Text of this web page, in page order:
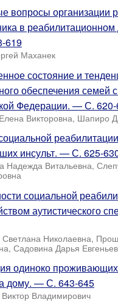
вопросы организации
в реабилитационном
619
Маханек
состояние и
обеспечения семей
Федерации. — С.
Викторовна, Шапиро
инсульт. — С. 625-
Надежда Витальевна,
социальной
аутистического
Светлана Николаевна,
Садовина Дарья
одиноко
дому. — С. 643-645
Владимирович